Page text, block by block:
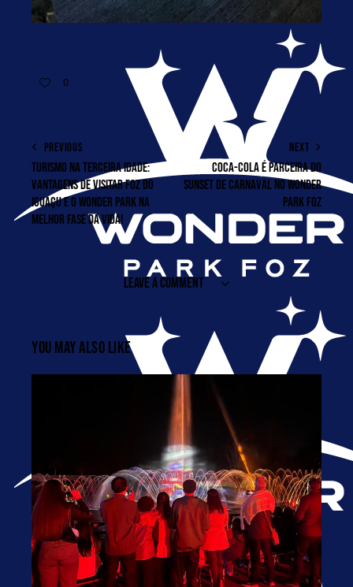
0
PREVIOUS
TURISMO NA TERCEIRA IDADE:
VANTAGENS DE VISITAR FOZ DO
IGUAÇU E O WONDER PARK NA
MELHOR FASE DA VIDA!
NEXT
COCA-COLA É PARCEIRA DO
SUNSET DE CARNAVAL NO WONDER
PARK FOZ
LEAVE A COMMENT
YOU MAY ALSO LIKE